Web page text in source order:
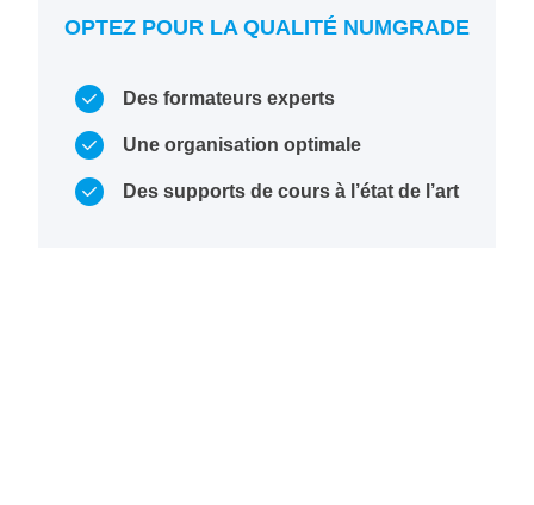
OPTEZ POUR LA QUALITÉ NUMGRADE
Des formateurs experts
Une organisation optimale
Des supports de cours à l’état de l’art